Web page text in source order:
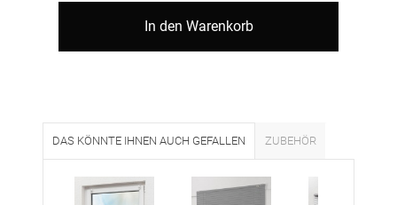
In den Warenkorb
DAS KÖNNTE IHNEN AUCH GEFALLEN ZUBEHÖR